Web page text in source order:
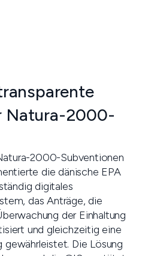
Natura-2000-
2000-Subventionen
die dänische EPA
digitales
das Anträge, die
der Einhaltung
und gleichzeitig eine
Die Lösung